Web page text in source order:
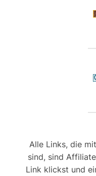
Alle Links, die
sind, sind
Link klickst und